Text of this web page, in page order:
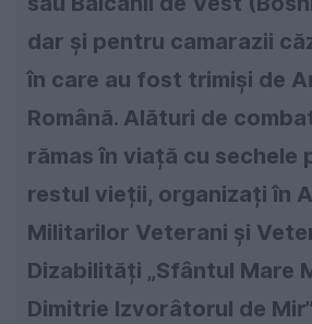
dar și pentru camarazii
în care au fost trimiși de
Română. Alături de
rămas în viață cu sechele
restul vieții, organizați în
Militarilor Veterani și
Dizabilități „Sfântul Mare
Dimitrie Izvorâtorul de